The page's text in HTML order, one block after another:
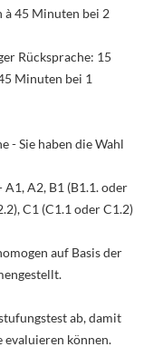
45 Minuten bei 2
Rücksprache: 15
Minuten bei 1
- Sie haben die Wahl
A2, B1 (B1.1. oder
C1 (C1.1 oder C1.2)
auf Basis der
ab, damit
können.